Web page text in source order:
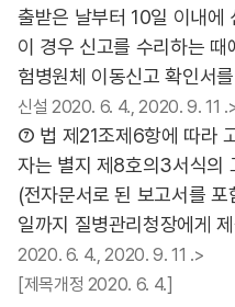
출받은 날부터 10일 이내에
이 경우 신고를 수리하는
험병원체 이동신고 확인서
신설 2020. 6. 4., 2020. 9. 11
⑦ 법 제21조제6항에 따라
자는 별지 제8호의3서식의
(전자문서로 된 보고서를
일까지 질병관리청장에게
2020. 6. 4., 2020. 9. 11 .>
[제목개정 2020. 6. 4.]